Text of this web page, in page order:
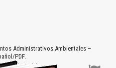
Administrativos Ambientales –
PDF.